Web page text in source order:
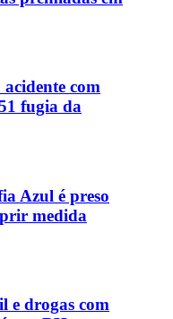
com
fugia da
Azul é preso
medida
e drogas com